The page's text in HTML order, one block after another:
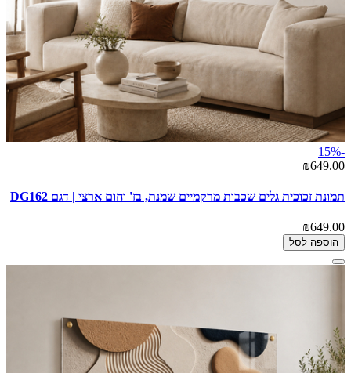
-15%
₪649.00
תמונת זכוכית גלים שכבות מרקמיים שמנת, בז' וחום ארצי | דגם DG162
₪649.00
הוספה לסל